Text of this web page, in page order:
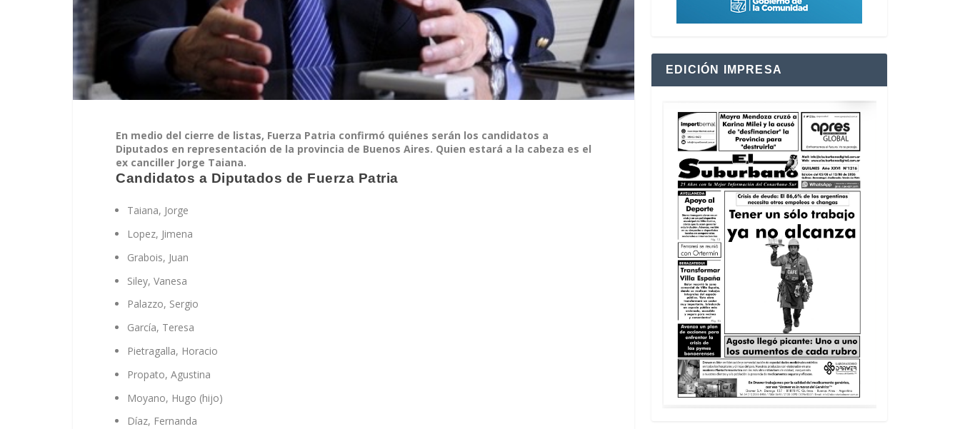
En medio del cierre de listas, Fuerza Patria confirmó quiénes serán los candidatos a
Diputados en representación de la provincia de Buenos Aires. Quien estará a la cabeza es el
ex canciller Jorge Taiana.
Candidatos a Diputados de Fuerza Patria
Taiana, Jorge
Lopez, Jimena
Grabois, Juan
Siley, Vanesa
Palazzo, Sergio
García, Teresa
Pietragalla, Horacio
Propato, Agustina
Moyano, Hugo (hijo)
Díaz, Fernanda
EDICIÓN IMPRESA